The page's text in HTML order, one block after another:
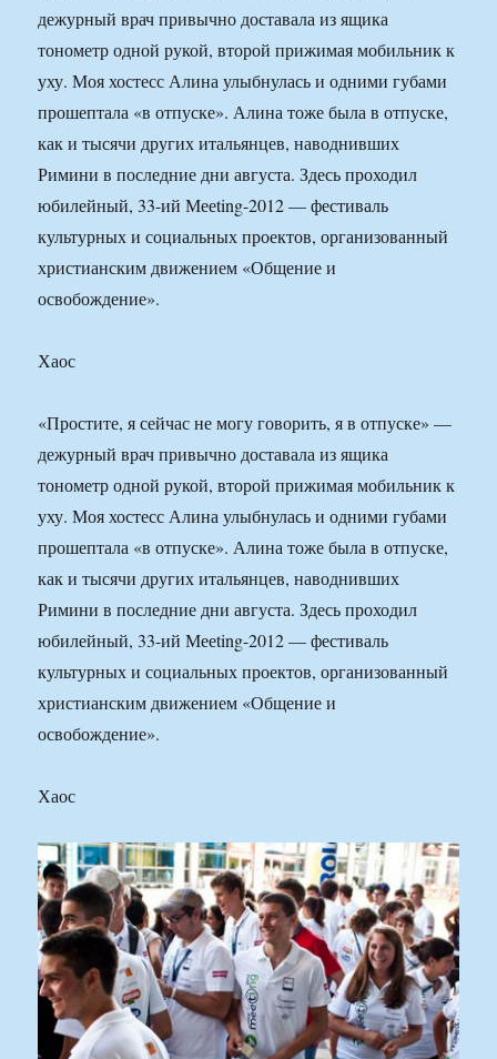
дежурный врач привычно доставала из ящика
тонометр одной рукой, второй прижимая мобильник к
уху. Моя хостесс Алина улыбнулась и одними губами
прошептала «в отпуске». Алина тоже была в отпуске,
как и тысячи других итальянцев, наводнивших
Римини в последние дни августа. Здесь проходил
юбилейный, 33-ий Мееting-2012 — фестиваль
культурных и социальных проектов, организованный
христианским движением «Общение и
освобождение».
Хаос
«Простите, я сейчас не могу говорить, я в отпуске» —
дежурный врач привычно доставала из ящика
тонометр одной рукой, второй прижимая мобильник к
уху. Моя хостесс Алина улыбнулась и одними губами
прошептала «в отпуске». Алина тоже была в отпуске,
как и тысячи других итальянцев, наводнивших
Римини в последние дни августа. Здесь проходил
юбилейный, 33-ий Мееting-2012 — фестиваль
культурных и социальных проектов, организованный
христианским движением «Общение и
освобождение».
Хаос